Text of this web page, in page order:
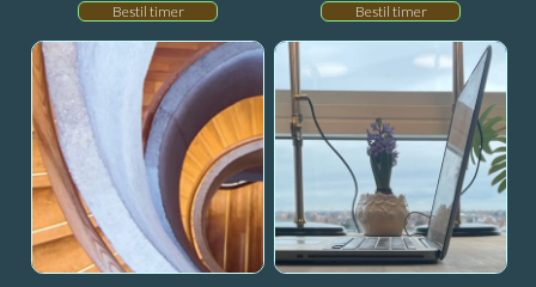
Bestil timer Bestil timer